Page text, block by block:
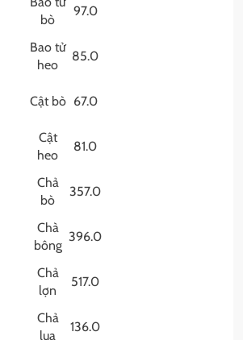
bò
97.0
Bao tử
heo
85.0
Cật bò 67.0
Cật
heo
81.0
Chả
bò
357.0
Chà
bông
396.0
Chả
lợn
517.0
Chả
lụa
136.0